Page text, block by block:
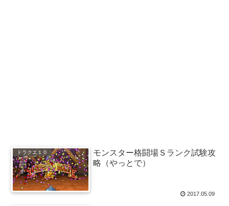
ドラクエ１０
モンスター格闘場Ｓランク試験攻
略（やっとで）
2017.05.09